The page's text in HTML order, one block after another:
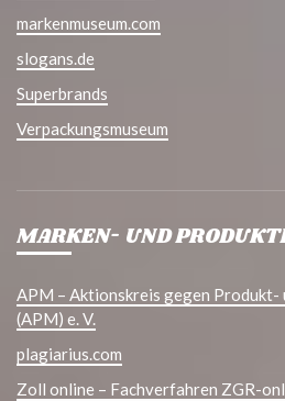
markenmuseum.com
slogans.de
Superbrands
Verpackungsmuseum
MARKEN- UND
APM – Aktionskreis gegen
(APM) e. V.
plagiarius.com
Zoll online – Fachverfahren ZGR-